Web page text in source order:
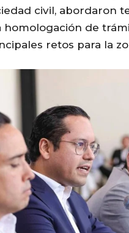
civil, abordaron
de
retos para la